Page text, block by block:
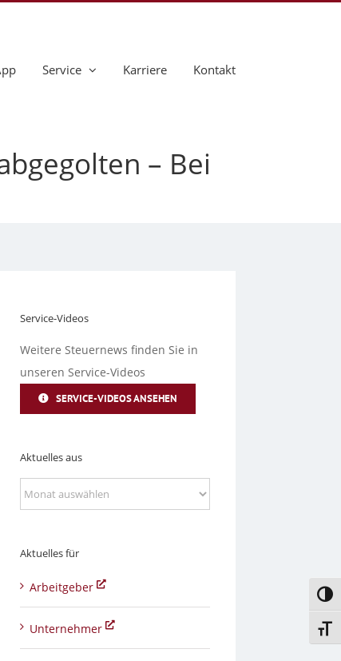
Service Karriere Kontakt
– Bei
Service-Videos
Weitere Steuernews finden Sie in
unseren Service-Videos
SERVICE-VIDEOS ANSEHEN
Aktuelles aus
Aktuelles
aus
Aktuelles für
Arbeitgeber
Unternehmer